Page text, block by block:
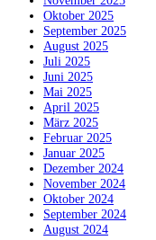
Oktober 2025
September 2025
August 2025
Juli 2025
Juni 2025
Mai 2025
April 2025
März 2025
Februar 2025
Januar 2025
Dezember 2024
November 2024
Oktober 2024
September 2024
August 2024